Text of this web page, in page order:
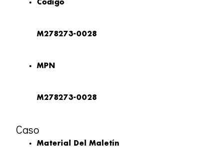
Código
M278273-0028
MPN
M278273-0028
Caso
Material Del Maletín